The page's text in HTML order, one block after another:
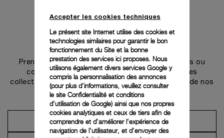
Prendre contact
Prenez rendez-vous dans l’une de nos boutiques ou
contactez notre conciergerie pour découvrir les
collections et bénéficier des conseils ou services de nos
ambassadeurs.
Prendre un rendez-vous
Accepter les cookies techniques
Le présent site Internet utilise des cookies et
technologies similaires pour garantir le bon
fonctionnement du Site et la bonne
prestation des services ici proposes. Nous
utilisons également divers services Google y
compris la personnalisation des annonces
(pour plus d'informations, veuillez consulter
le site Confidentialité et conditions
d'utilisation de Google) ainsi que nos propres
cookies analytiques et ceux de tiers afin de
comprendre et d'améliorer l'expérience de
navigation de l'utilisateur, et d'envoyer des